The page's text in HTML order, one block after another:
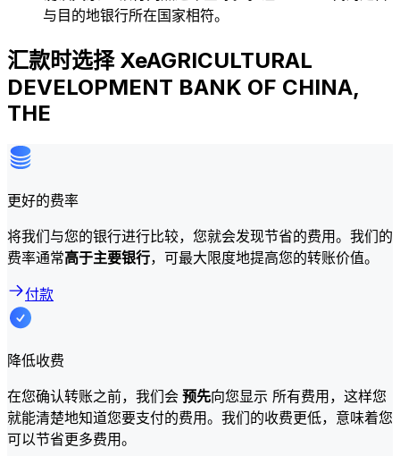
与目的地银行所在国家相符。
汇款时选择 XeAGRICULTURAL
DEVELOPMENT BANK OF CHINA,
THE
更好的费率
将我们与您的银行进行比较，您就会发现节省的费用。我们的
费率通常高于主要银行，可最大限度地提高您的转账价值。
付款
降低收费
在您确认转账之前，我们会 预先向您显示 所有费用，这样您
就能清楚地知道您要支付的费用。我们的收费更低，意味着您
可以节省更多费用。